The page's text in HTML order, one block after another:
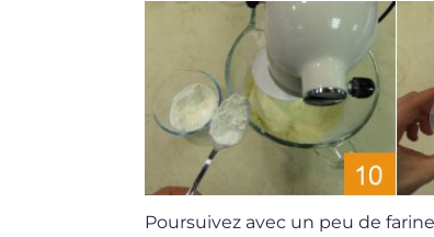
Poursuivez avec un peu de